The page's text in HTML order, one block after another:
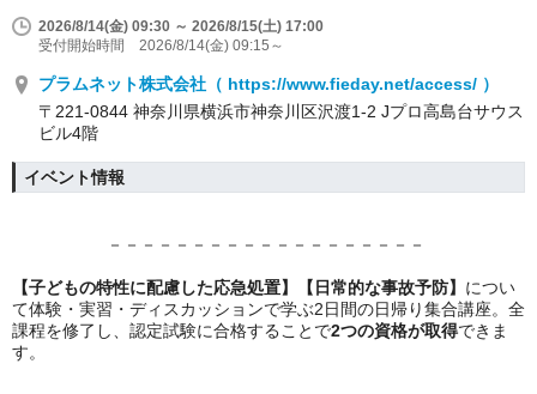
2026/8/14(金) 09:30 ～ 2026/8/15(土) 17:00
受付開始時間 2026/8/14(金) 09:15～
プラムネット株式会社（ https://www.fieday.net/access/ ）
〒221-0844 神奈川県横浜市神奈川区沢渡1-2 Jプロ高島台サウス
ビル4階
イベント情報
－－－－－－－－－－－－－－－－－－－
【子どもの特性に配慮した応急処置】【日常的な事故予防】 につい
て体験・実習・ディスカッションで学ぶ2日間の日帰り集合講座。全
課程を修了し、認定試験に合格することで2つの資格が取得できま
す。